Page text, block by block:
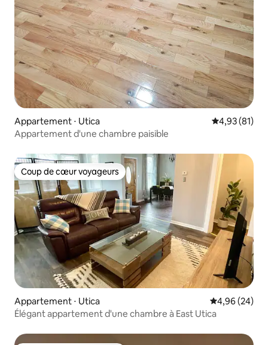
Appartement ⋅ Utica Évaluation
4,93 (81)
Appartement d'une chambre paisible
Coup de cœur voyageurs
Coup de cœur voyageurs
Appartement ⋅ Utica Évaluation
4,96 (24)
Élégant appartement d'une chambre à East Utica